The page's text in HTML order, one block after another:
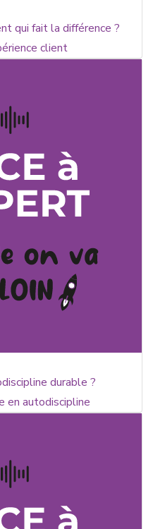
qui fait la différence ?
client
durable ?
en autodiscipline